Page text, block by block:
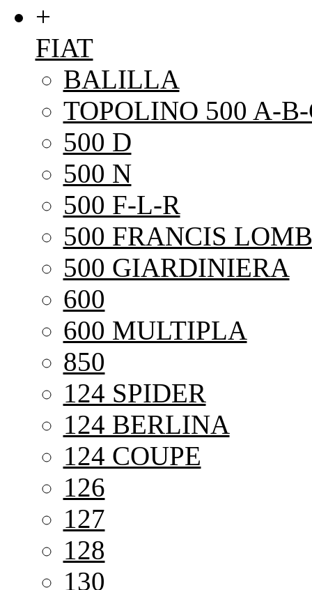
+
FIAT
BALILLA
TOPOLINO 500 A-
500 D
500 N
500 F-L-R
500 FRANCIS
500 GIARDINIERA
600
600 MULTIPLA
850
124 SPIDER
124 BERLINA
124 COUPE
126
127
128
130